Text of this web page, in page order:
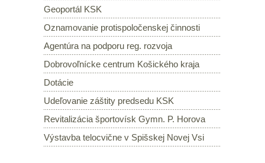
Geoportál KSK
Oznamovanie protispoločenskej činnosti
Agentúra na podporu reg. rozvoja
Dobrovoľnícke centrum Košického kraja
Dotácie
Udeľovanie záštity predsedu KSK
Revitalizácia športovísk Gymn. P. Horova
Výstavba telocvične v Spišskej Novej Vsi